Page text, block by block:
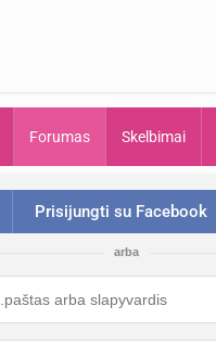
Forumas Skelbimai
Prisijungti su Facebook
arba